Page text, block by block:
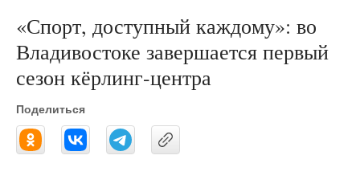
«Спорт, доступный каждому»: во
Владивостоке завершается первый
сезон кёрлинг-центра
Поделиться